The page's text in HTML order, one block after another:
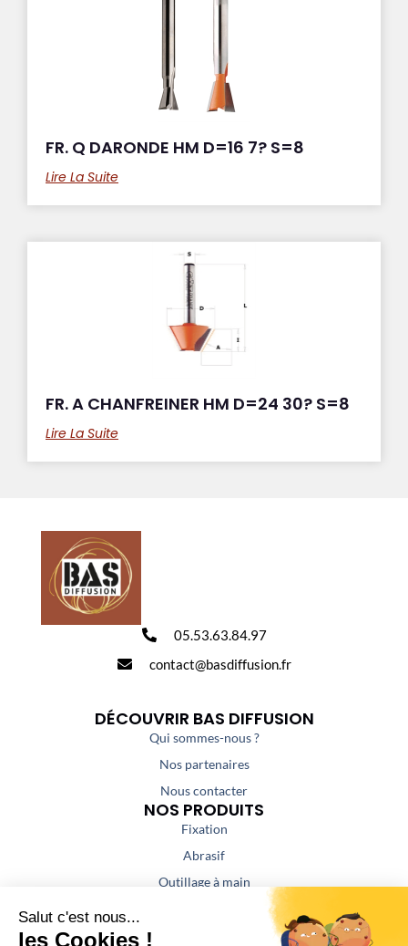
FR. Q DARONDE HM D=16 7? S=8
Lire La Suite
FR. A CHANFREINER HM D=24 30? S=8
Lire La Suite
05.53.63.84.97
contact@basdiffusion.fr
DÉCOUVRIR BAS DIFFUSION
Qui sommes-nous ?
Nos partenaires
Nous contacter
NOS PRODUITS
Fixation
Abrasif
Outillage à main